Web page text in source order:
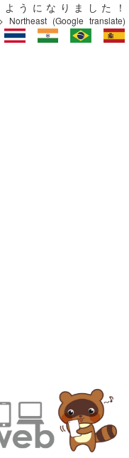
うになりました！
Northeast (Google translate)